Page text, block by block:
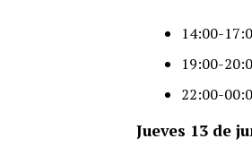
14:00-
19:00-
22:00-
Jueves 13 de